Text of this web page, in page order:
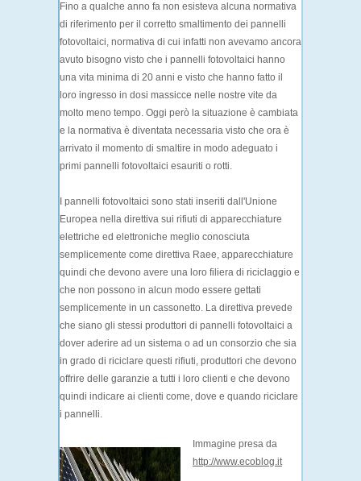
Fino a qualche anno fa non esisteva alcuna normativa
di riferimento per il corretto smaltimento dei pannelli
fotovoltaici, normativa di cui infatti non avevamo ancora
avuto bisogno visto che i pannelli fotovoltaici hanno
una vita minima di 20 anni e visto che hanno fatto il
loro ingresso in dosi massicce nelle nostre vite da
molto meno tempo. Oggi però la situazione è cambiata
e la normativa è diventata necessaria visto che ora è
arrivato il momento di smaltire in modo adeguato i
primi pannelli fotovoltaici esauriti o rotti.
I pannelli fotovoltaici sono stati inseriti dall'Unione
Europea nella direttiva sui rifiuti di apparecchiature
elettriche ed elettroniche meglio conosciuta
semplicemente come direttiva Raee, apparecchiature
quindi che devono avere una loro filiera di riciclaggio e
che non possono in alcun modo essere gettati
semplicemente in un cassonetto. La direttiva prevede
che siano gli stessi produttori di pannelli fotovoltaici a
dover aderire ad un sistema o ad un consorzio che sia
in grado di riciclare questi rifiuti, produttori che devono
offrire delle garanzie a tutti i loro clienti e che devono
quindi indicare ai clienti come, dove e quando riciclare
i pannelli.
Immagine presa da
http://www.ecoblog.it